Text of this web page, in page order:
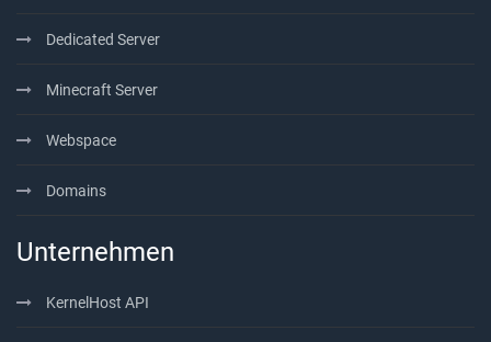
Dedicated Server
Minecraft Server
Webspace
Domains
Unternehmen
KernelHost API